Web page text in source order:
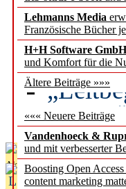
Lehmanns Media
Französische Bücher
H+H Software GmbH
und Komfort für die
Ältere Beiträge »»»
««« Neuere Beiträge
Vandenhoeck &
und mit verbesserter
Boosting Open
content marketing
besser
des
Aktuelles aus
L